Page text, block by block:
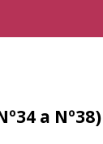
a Nº38)